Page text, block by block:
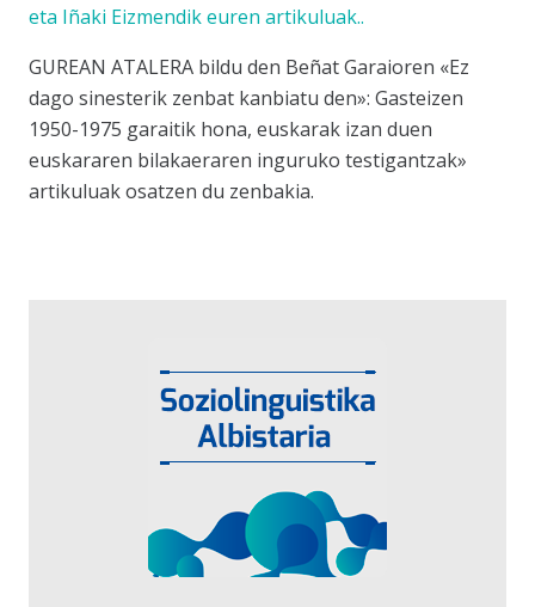
eta Iñaki Eizmendik euren artikuluak..
GUREAN ATALERA bildu den Beñat Garaioren «Ez
dago sinesterik zenbat kanbiatu den»: Gasteizen
1950-1975 garaitik hona, euskarak izan duen
euskararen bilakaeraren inguruko testigantzak»
artikuluak osatzen du zenbakia.